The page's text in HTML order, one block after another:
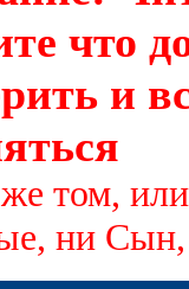
что
и
том,
ни